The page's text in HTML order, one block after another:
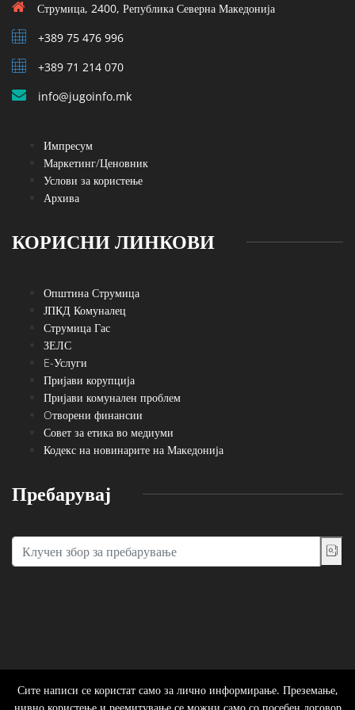
Струмица, 2400, Република Северна Македонија
+389 75 476 996
+389 71 214 070
info@jugoinfo.mk
Импресум
Маркетинг/Ценовник
Услови за користење
Архива
КОРИСНИ ЛИНКОВИ
Општина Струмица
ЈПКД Комуналец
Струмица Гас
ЗЕЛС
E-Услуги
Пријави корупција
Пријави комунален проблем
Oтворени финансии
Совет за етика во медиуми
Кодекс на новинарите на Македонија
Пребарувај
Сите написи се користат само за лично информирање. Преземање,